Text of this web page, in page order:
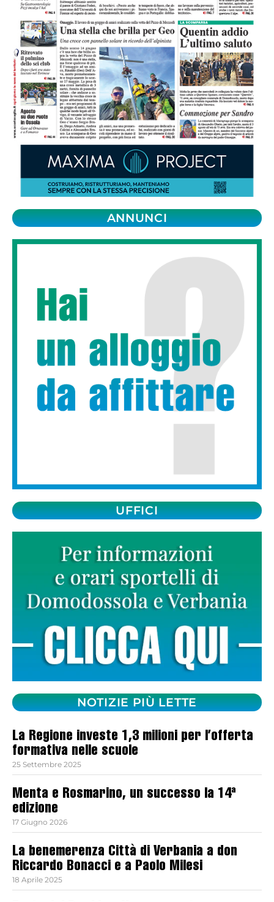
ANNUNCI
UFFICI
NOTIZIE PIÙ LETTE
La Regione investe 1,3 milioni per l’offerta
formativa nelle scuole
25 Settembre 2025
Menta e Rosmarino, un successo la 14ª
edizione
17 Giugno 2026
La benemerenza Città di Verbania a don
Riccardo Bonacci e a Paolo Milesi
18 Aprile 2025